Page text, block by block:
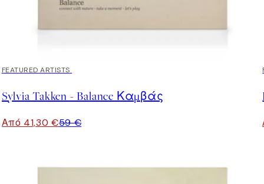
30%*
FEATURED ARTISTS
Sylvia Takken - Balance Καμβάς
Από 41,30 €59 €